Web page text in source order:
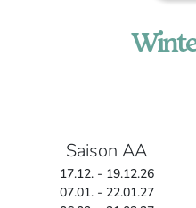
Saison AA
17.12. - 19.12.26
07.01. - 22.01.27